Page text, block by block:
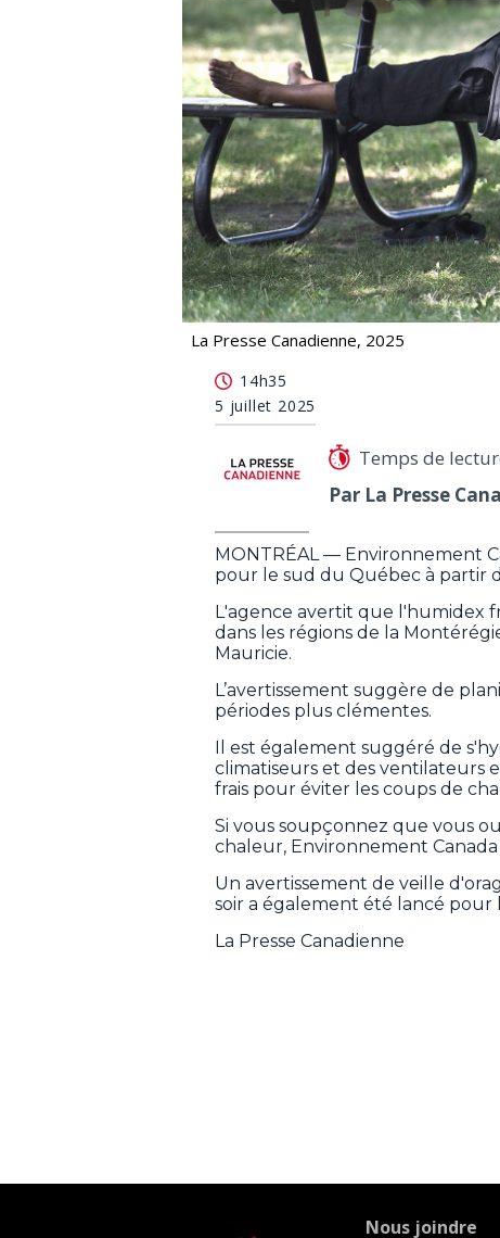
La Presse Canadienne, 2025
14h35
5 juillet 2025
Temps de
Par La Presse
MONTRÉAL — Environnement
pour le sud du Québec à partir
L'agence avertit que l'humidex
dans les régions de la
Mauricie.
L’avertissement suggère de
périodes plus clémentes.
Il est également suggéré de
climatiseurs et des ventilateurs
frais pour éviter les coups de
Si vous soupçonnez que vous
chaleur, Environnement
Un avertissement de veille
soir a également été lancé pour
La Presse Canadienne
Nous joindre